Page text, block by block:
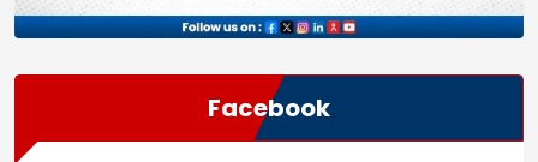
Facebook